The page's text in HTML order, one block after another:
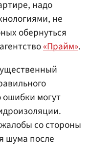
надо
не
обернуться
«Прайм».
могут
со стороны
шума после